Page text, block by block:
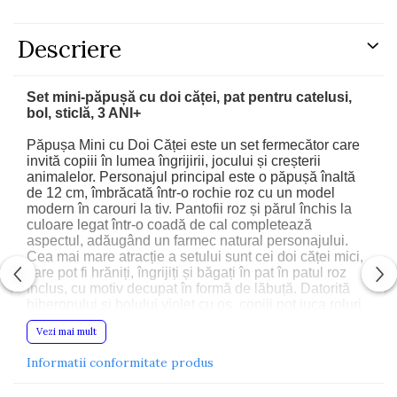
Descriere
Set mini-păpușă cu doi căței, pat pentru catelusi,
bol, sticlă, 3 ANI+
Păpușa Mini cu Doi Căței este un set fermecător care
invită copiii în lumea îngrijirii, jocului și creșterii
animalelor. Personajul principal este o păpușă înaltă
de 12 cm, îmbrăcată într-o rochie roz cu un model
modern în carouri la tiv. Pantofii roz și părul închis la
culoare legat într-o coadă de cal completează
aspectul, adăugând un farmec natural personajului.
Cea mai mare atracție a setului sunt cei doi căței mici,
care pot fi hrăniți, îngrijiți și băgați în pat în patul roz
inclus, cu motiv decupat în formă de lăbuță. Datorită
realiste de îngrijire a cățeilor mici, dezvoltându-și
empatia, creativitatea și dexteritatea manuală.
pentru cei mai tineri utilizatori.
Vezi mai mult
Informatii conformitate produs